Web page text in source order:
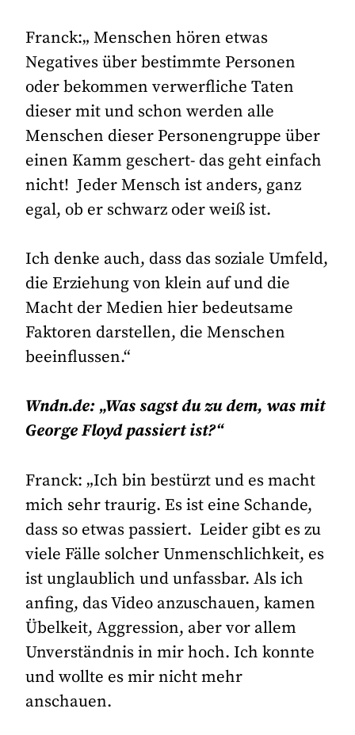
Franck:„ Menschen hören etwas
Negatives über bestimmte Personen
oder bekommen verwerfliche Taten
dieser mit und schon werden alle
Menschen dieser Personengruppe über
einen Kamm geschert- das geht einfach
nicht! Jeder Mensch ist anders, ganz
egal, ob er schwarz oder weiß ist.
Ich denke auch, dass das soziale Umfeld,
die Erziehung von klein auf und die
Macht der Medien hier bedeutsame
Faktoren darstellen, die Menschen
beeinflussen.“
Wndn.de: „Was sagst du zu dem, was mit
George Floyd passiert ist?“
Franck: „Ich bin bestürzt und es macht
mich sehr traurig. Es ist eine Schande,
dass so etwas passiert. Leider gibt es zu
viele Fälle solcher Unmenschlichkeit, es
ist unglaublich und unfassbar. Als ich
anfing, das Video anzuschauen, kamen
Übelkeit, Aggression, aber vor allem
Unverständnis in mir hoch. Ich konnte
und wollte es mir nicht mehr
anschauen.